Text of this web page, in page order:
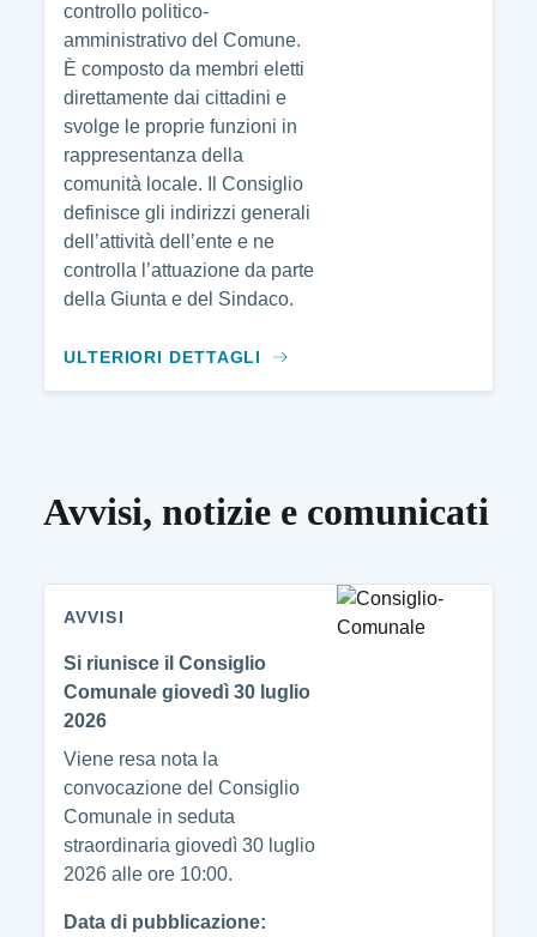
controllo politico-
amministrativo del Comune.
È composto da membri eletti
direttamente dai cittadini e
svolge le proprie funzioni in
rappresentanza della
comunità locale. Il Consiglio
definisce gli indirizzi generali
dell’attività dell’ente e ne
controlla l’attuazione da parte
della Giunta e del Sindaco.
ULTERIORI DETTAGLI
Avvisi, notizie e comunicati
AVVISI
Si riunisce il Consiglio
Comunale giovedì 30 luglio
2026
Viene resa nota la
convocazione del Consiglio
Comunale in seduta
straordinaria giovedì 30 luglio
2026 alle ore 10:00.
Data di pubblicazione: